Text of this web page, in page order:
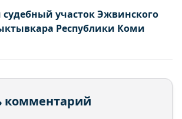
судебный участок Эжвинского
Республики Коми
комментарий